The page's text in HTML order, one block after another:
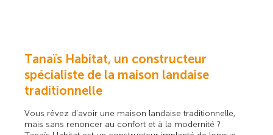
Tanaïs Habitat, un constructeur
spécialiste de la maison landaise
traditionnelle
Vous rêvez d'avoir une maison landaise traditionnelle,
mais sans renoncer au confort et à la modernité ?